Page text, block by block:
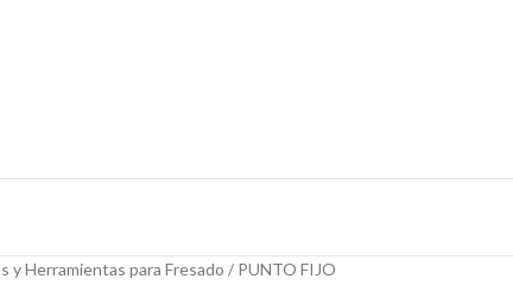
y Herramientas para Fresado
PUNTO FIJO